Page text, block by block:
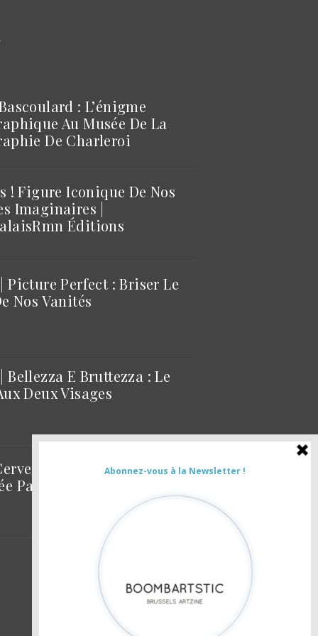
: L’énigme
Au Musée De La
De Charleroi
! Figure Iconique De Nos
Imaginaires |
Éditions
Picture Perfect : Briser Le
Nos Vanités
Bellezza E Bruttezza : Le
Deux Visages
L’art De La Collision,
Paul Valéry, À Sète